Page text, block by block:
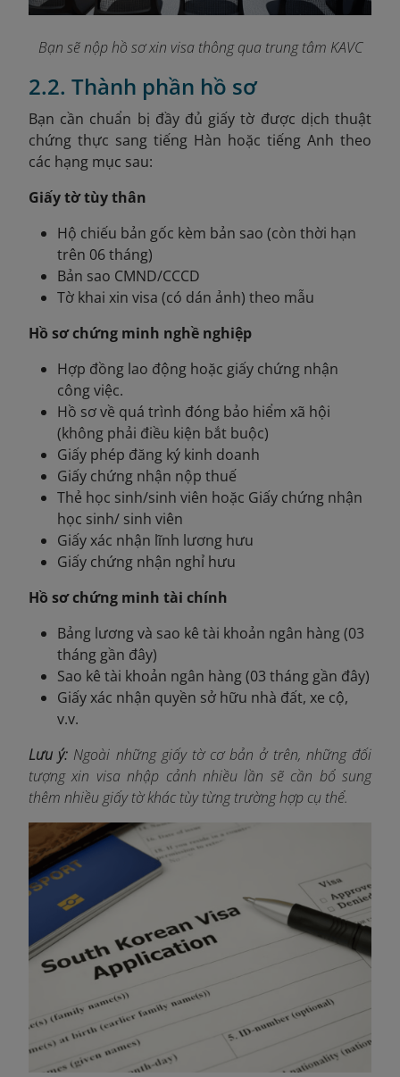
Bạn sẽ nộp hồ sơ xin visa thông qua trung tâm KAVC
2.2. Thành phần hồ sơ
Bạn cần chuẩn bị đầy đủ giấy tờ được dịch thuật
chứng thực sang tiếng Hàn hoặc tiếng Anh theo
các hạng mục sau:
Giấy tờ tùy thân
Hộ chiếu bản gốc kèm bản sao (còn thời hạn
trên 06 tháng)
Bản sao CMND/CCCD
Tờ khai xin visa (có dán ảnh) theo mẫu
Hồ sơ chứng minh nghề nghiệp
Hợp đồng lao động hoặc giấy chứng nhận
công việc.
Hồ sơ về quá trình đóng bảo hiểm xã hội
(không phải điều kiện bắt buộc)
Giấy phép đăng ký kinh doanh
Giấy chứng nhận nộp thuế
Thẻ học sinh/sinh viên hoặc Giấy chứng nhận
học sinh/ sinh viên
Giấy xác nhận lĩnh lương hưu
Giấy chứng nhận nghỉ hưu
Hồ sơ chứng minh tài chính
Bảng lương và sao kê tài khoản ngân hàng (03
tháng gần đây)
Sao kê tài khoản ngân hàng (03 tháng gần đây)
Giấy xác nhận quyền sở hữu nhà đất, xe cộ,
v.v.
Lưu ý: Ngoài những giấy tờ cơ bản ở trên, những đối
tượng xin visa nhập cảnh nhiều lần sẽ cần bổ sung
thêm nhiều giấy tờ khác tùy từng trường hợp cụ thể.